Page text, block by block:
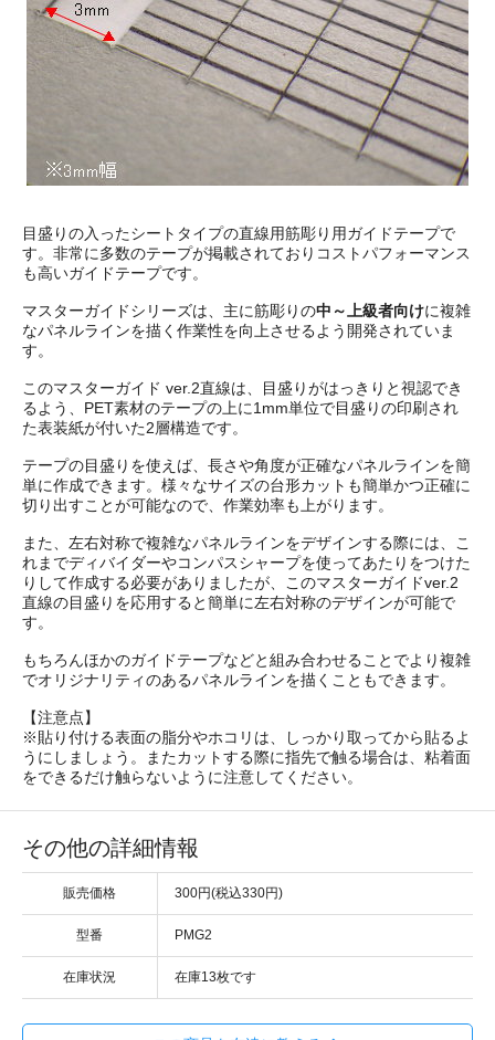
目盛りの入ったシートタイプの直線用筋彫り用ガイドテープで
す。非常に多数のテープが掲載されておりコストパフォーマンス
も高いガイドテープです。
マスターガイドシリーズは、主に筋彫りの中～上級者向けに複雑
なパネルラインを描く作業性を向上させるよう開発されていま
す。
このマスターガイド ver.2直線は、目盛りがはっきりと視認でき
るよう、PET素材のテープの上に1mm単位で目盛りの印刷され
た表装紙が付いた2層構造です。
テープの目盛りを使えば、長さや角度が正確なパネルラインを簡
単に作成できます。様々なサイズの台形カットも簡単かつ正確に
切り出すことが可能なので、作業効率も上がります。
また、左右対称で複雑なパネルラインをデザインする際には、こ
れまでディバイダーやコンパスシャープを使ってあたりをつけた
りして作成する必要がありましたが、このマスターガイドver.2
直線の目盛りを応用すると簡単に左右対称のデザインが可能で
す。
もちろんほかのガイドテープなどと組み合わせることでより複雑
でオリジナリティのあるパネルラインを描くこともできます。
【注意点】
※貼り付ける表面の脂分やホコリは、しっかり取ってから貼るよ
うにしましょう。またカットする際に指先で触る場合は、粘着面
をできるだけ触らないように注意してください。
その他の詳細情報
販売価格 300円(税込330円)
型番 PMG2
在庫状況 在庫13枚です